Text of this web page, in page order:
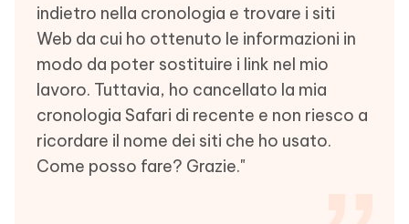
indietro nella cronologia e trovare i siti
Web da cui ho ottenuto le informazioni in
modo da poter sostituire i link nel mio
lavoro. Tuttavia, ho cancellato la mia
cronologia Safari di recente e non riesco a
ricordare il nome dei siti che ho usato.
Come posso fare? Grazie."